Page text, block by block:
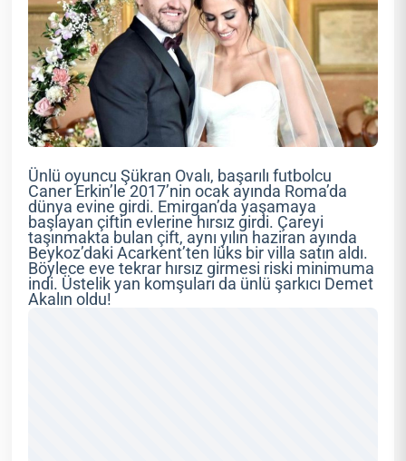
Ünlü oyuncu Şükran Ovalı, başarılı futbolcu
Caner Erkin’le 2017’nin ocak ayında Roma’da
dünya evine girdi. Emirgan’da yaşamaya
başlayan çiftin evlerine hırsız girdi. Çareyi
taşınmakta bulan çift, aynı yılın haziran ayında
Beykoz’daki Acarkent’ten lüks bir villa satın aldı.
Böylece eve tekrar hırsız girmesi riski minimuma
indi. Üstelik yan komşuları da ünlü şarkıcı Demet
Akalın oldu!